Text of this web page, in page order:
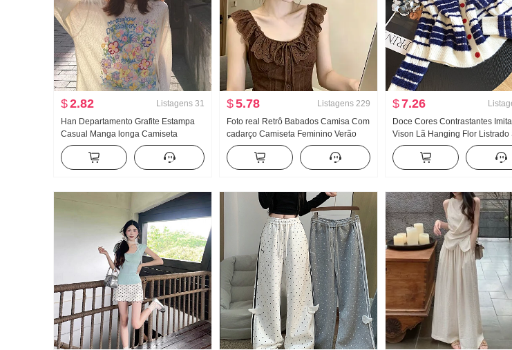
$2.82 Listagens 31
Han Departamento Grafite Estampa
Casual Manga longa Camiseta
Proteção Solar Suéter Feminino
Primavera e verão Solto Descontraído
Vento frio Sentido Gola redonda Top
$5.78 Listagens 229
Foto real Retrô Babados Camisa Com
cadarço Camiseta Feminino Verão
Recorte vazado Renda Ajustado
Cintura ajustada Curto Top chic
$7.26
Doce Cores Contrastantes
Vison Lã Hanging Flor Listrado
Efeito emagrecedor Gola V
Renda Malha Cardigã